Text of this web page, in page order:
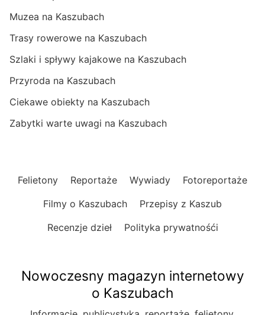
Muzea na Kaszubach
Trasy rowerowe na Kaszubach
Szlaki i spływy kajakowe na Kaszubach
Przyroda na Kaszubach
Ciekawe obiekty na Kaszubach
Zabytki warte uwagi na Kaszubach
Felietony Reportaże Wywiady
Fotoreportaże
Filmy o Kaszubach
Przepisy z Kaszub
Recenzje dzieł
Polityka prywatnośći
Nowoczesny magazyn internetowy
o Kaszubach